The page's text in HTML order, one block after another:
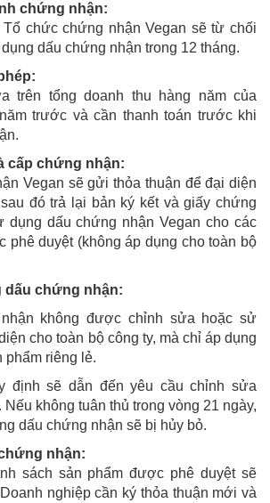
chứng nhận:
chức chứng nhận Vegan sẽ từ chối
dấu chứng nhận trong 12 tháng.
trên tổng doanh thu hàng năm của
trước và cần thanh toán trước khi
cấp chứng nhận:
Vegan sẽ gửi thỏa thuận để đại diện
đó trả lại bản ký kết và giấy chứng
dụng dấu chứng nhận Vegan cho các
phê duyệt (không áp dụng cho toàn bộ
dấu chứng nhận:
không được chỉnh sửa hoặc sử
cho toàn bộ công ty, mà chỉ áp dụng
phẩm riêng lẻ.
định sẽ dẫn đến yêu cầu chỉnh sửa
Nếu không tuân thủ trong vòng 21 ngày,
dấu chứng nhận sẽ bị hủy bỏ.
nhận:
sách sản phẩm được phê duyệt sẽ
nghiệp cần ký thỏa thuận mới và